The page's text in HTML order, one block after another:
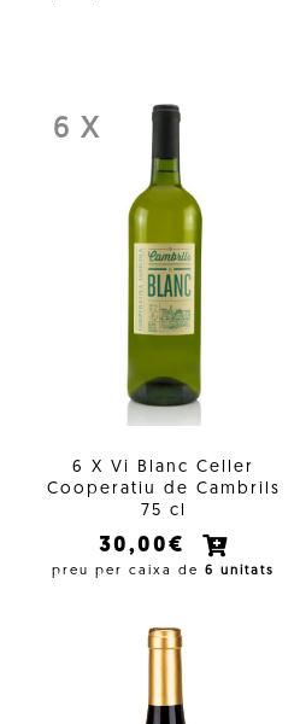
6 X
6 X Vi Blanc Celler
Cooperatiu de Cambrils
75 cl
30,00€
preu per caixa de6 unitats